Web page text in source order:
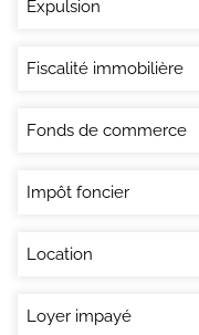
Expulsion
Fiscalité immobilière
Fonds de commerce
Impôt foncier
Location
Loyer impayé